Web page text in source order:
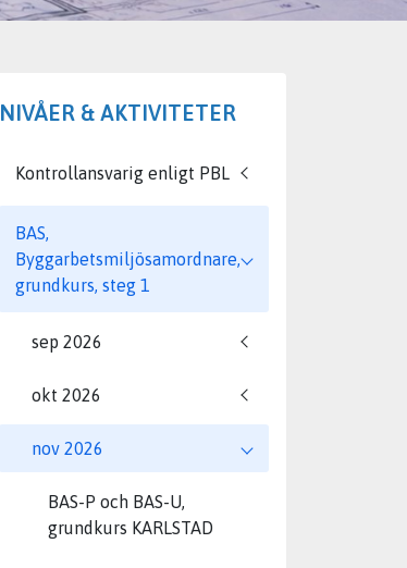
NIVÅER & AKTIVITETER
Kontrollansvarig enligt PBL
BAS,
Byggarbetsmiljösamordnare,
grundkurs, steg 1
sep 2026
okt 2026
nov 2026
BAS-P och BAS-U,
grundkurs KARLSTAD